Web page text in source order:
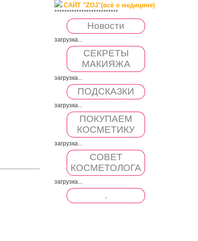
САЙТ "ZOJ"(всё о медицине)
**************************
Новости
загрузка...
СЕКРЕТЫ
МАКИЯЖА
загрузка...
ПОДСКАЗКИ
загрузка...
ПОКУПАЕМ
КОСМЕТИКУ
загрузка...
СОВЕТ
КОСМЕТОЛОГА
загрузка...
.